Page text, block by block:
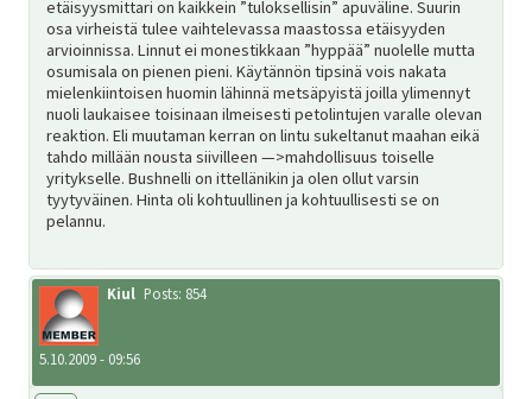
etäisyysmittari on kaikkein ”tuloksellisin” apuväline. Suurin
osa virheistä tulee vaihtelevassa maastossa etäisyyden
arvioinnissa. Linnut ei monestikkaan ”hyppää” nuolelle mutta
osumisala on pienen pieni. Käytännön tipsinä vois nakata
mielenkiintoisen huomin lähinnä metsäpyistä joilla ylimennyt
nuoli laukaisee toisinaan ilmeisesti petolintujen varalle olevan
reaktion. Eli muutaman kerran on lintu sukeltanut maahan eikä
tahdo millään nousta siivilleen —>mahdollisuus toiselle
yritykselle. Bushnelli on ittellänikin ja olen ollut varsin
tyytyväinen. Hinta oli kohtuullinen ja kohtuullisesti se on
pelannu.
Kiul Posts: 854
5.10.2009 - 09:56